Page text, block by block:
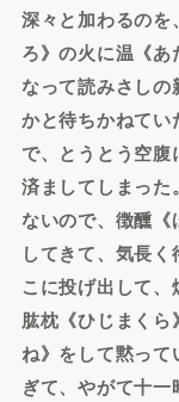
深々と加わるの
ろ》の火に温《
なって読みさし
かと待ちかねて
で、とうとう空
済ましてしまっ
ないので、徴醺
してきて、気長
こに投げ出して
肱枕《ひじまく
ね》をして黙っ
ぎて、やがて十